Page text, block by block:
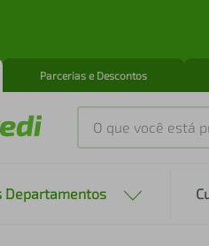
Parcerias e Descontos
O que você está
Departamentos